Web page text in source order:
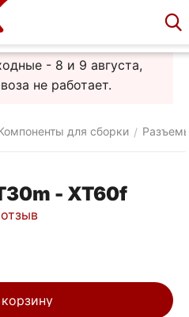
- 8 и 9 августа,
не работает.
для сборки /
- XT60f